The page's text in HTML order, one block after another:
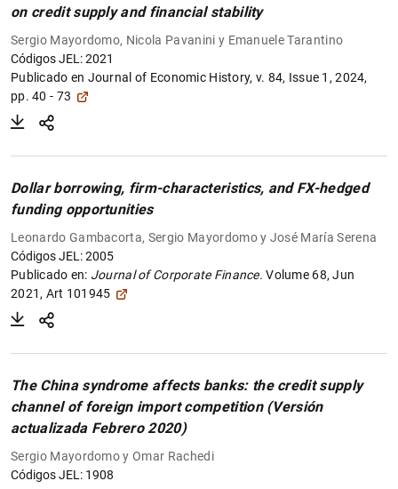
on credit supply and financial stability
Sergio Mayordomo, Nicola Pavanini y Emanuele Tarantino
Códigos JEL: 2021
Publicado en Journal of Economic History, v. 84, Issue 1, 2024,
pp. 40 - 73
Dollar borrowing, firm-characteristics, and FX-hedged
funding opportunities
Leonardo Gambacorta, Sergio Mayordomo y José María Serena
Códigos JEL: 2005
Publicado en: Journal of Corporate Finance.Volume 68, Jun
2021, Art 101945
The China syndrome affects banks: the credit supply
channel of foreign import competition (Versión
actualizada Febrero 2020)
Sergio Mayordomo y Omar Rachedi
Códigos JEL: 1908